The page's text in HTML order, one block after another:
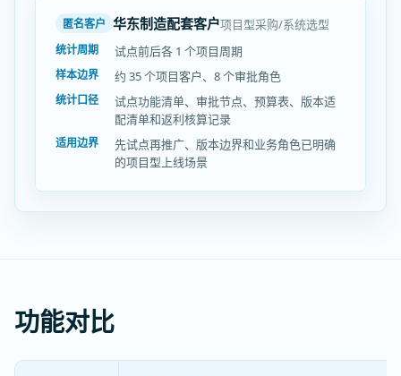
匿名客户 华东制造配套客户项目型采购/系统选型
统计周期 试点前后各 1 个项目周期
样本边界 约 35 个项目客户、8 个审批角色
统计口径
试点功能清单、审批节点、预算表、版本适
配清单和返利核算记录
适用边界
先试点再推广、版本边界和业务角色已明确
的项目型上线场景
功能对比